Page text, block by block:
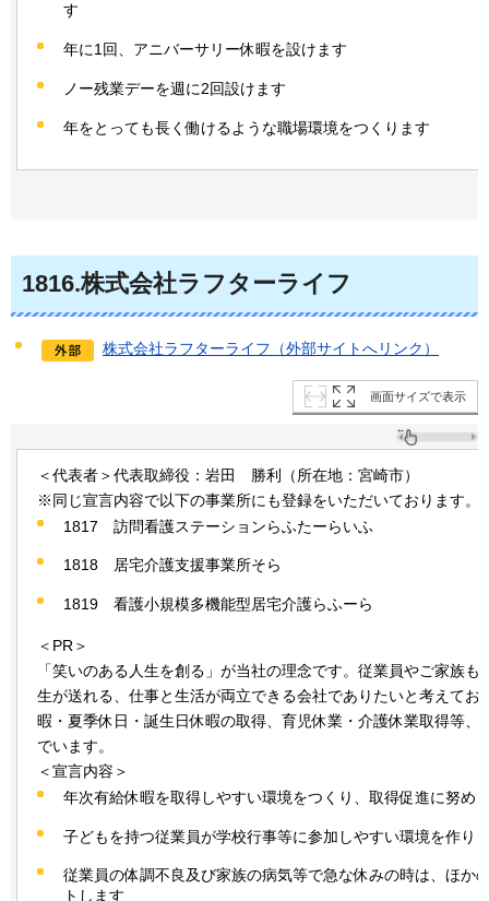
す
年に1回、アニバーサリー休暇を設けます
ノー残業デーを週に2回設けます
年をとっても長く働けるような職場環境をつくります
1816.株式会社ラフターライフ
株式会社ラフターライフ（外部サイトへリンク）
画面サイズで表示
＜代表者＞代表取締役：岩田 勝利
（所在地：宮崎市）
※同じ宣言内容で以下の事業所にも登録をいただいております。
1817
訪問看護ステーションらふたーらいふ
1818 居宅介護支援事業所そら
1819 看護小規模多機能型居宅介護らふーら
＜PR＞
「笑いのある人生を創る」が当社の理念です。従業員やご家族も
生が送れる、仕事と生活が両立できる会社でありたいと考えてお
暇・夏季休日・誕生日休暇の取得、育児休業・介護休業取得等、
でいます。
＜宣言内容＞
年次有給休暇を取得しやすい環境をつくり、取得促進に努め
子どもを持つ従業員が学校行事等に参加しやすい環境を作り
従業員の体調不良及び家族の病気等で急な休みの時は、ほか
トします